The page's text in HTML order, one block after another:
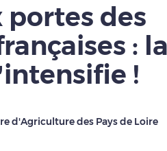
portes des
:
!
d'Agriculture des Pays de Loire